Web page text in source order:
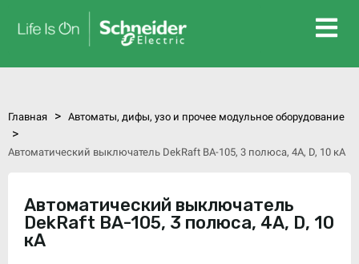
Главная > Автоматы, дифы, узо и прочее модульное оборудование
>
Автоматический выключатель DekRaft ВА-105, 3 полюса, 4А, D, 10 кА
Автоматический выключатель
DekRaft ВА-105, 3 полюса, 4А, D, 10
кА